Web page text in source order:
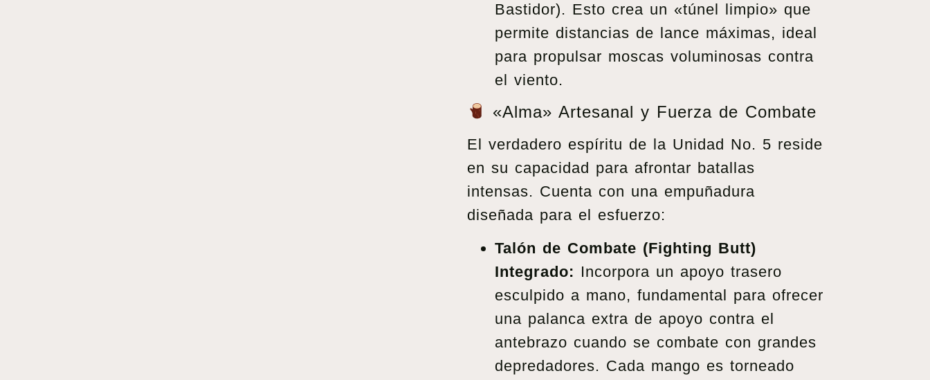
Bastidor). Esto crea un «túnel limpio» que
permite distancias de lance máximas, ideal
para propulsar moscas voluminosas contra
el viento.
«Alma» Artesanal y Fuerza de Combate
El verdadero espíritu de la Unidad No. 5 reside
en su capacidad para afrontar batallas
intensas. Cuenta con una empuñadura
diseñada para el esfuerzo:
Talón de Combate (Fighting Butt)
Integrado: Incorpora un apoyo trasero
esculpido a mano, fundamental para ofrecer
una palanca extra de apoyo contra el
antebrazo cuando se combate con grandes
depredadores. Cada mango es torneado